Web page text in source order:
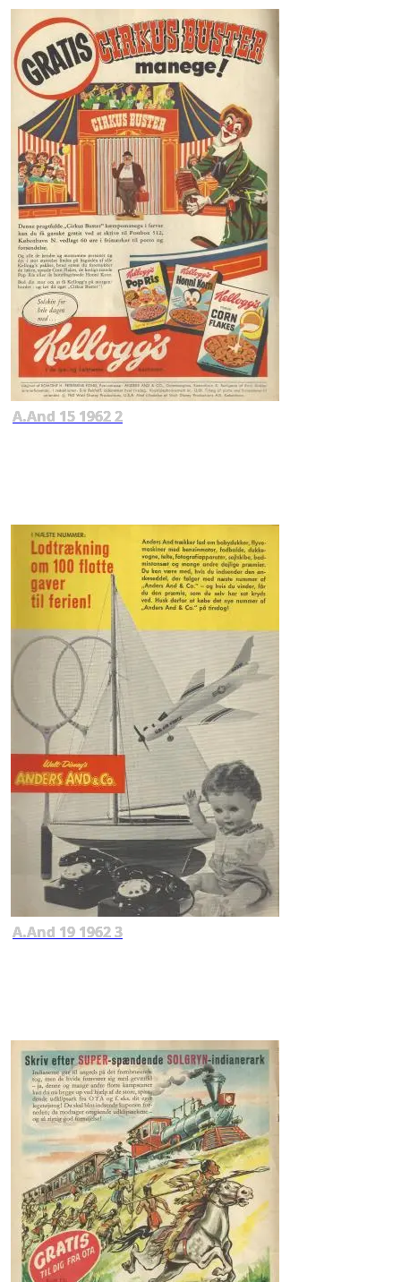
A.And 15 1962 2
A.And 19 1962 3